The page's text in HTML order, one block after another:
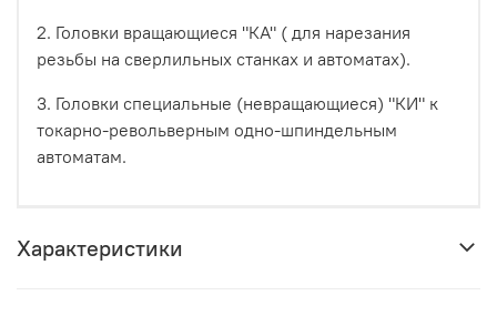
2. Головки вращающиеся "КА" ( для нарезания
резьбы на сверлильных станках и автоматах).
3. Головки специальные (невращающиеся) "КИ" к
токарно-револьверным одно-шпиндельным
автоматам.
Характеристики